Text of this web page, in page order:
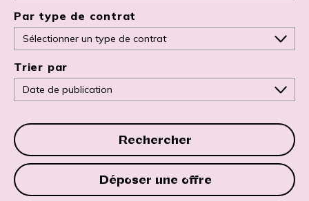
Par type de contrat
Trier par
Rechercher
Déposer une offre